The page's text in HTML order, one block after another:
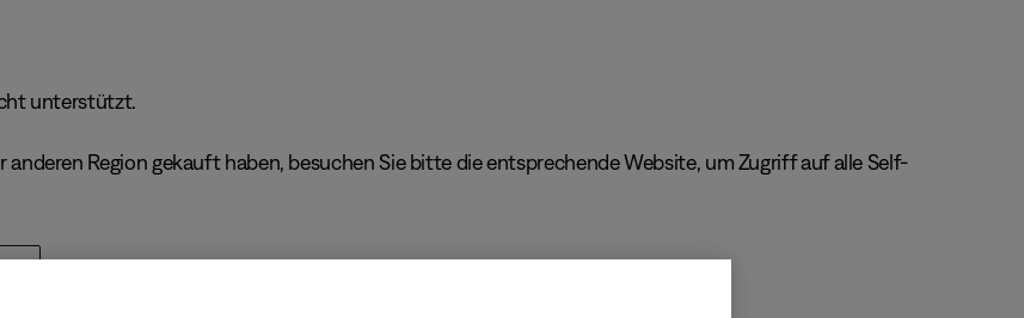
unterstützt.
Region gekauft haben, besuchen Sie bitte die entsprechende Website, um Zugriff auf alle Self-